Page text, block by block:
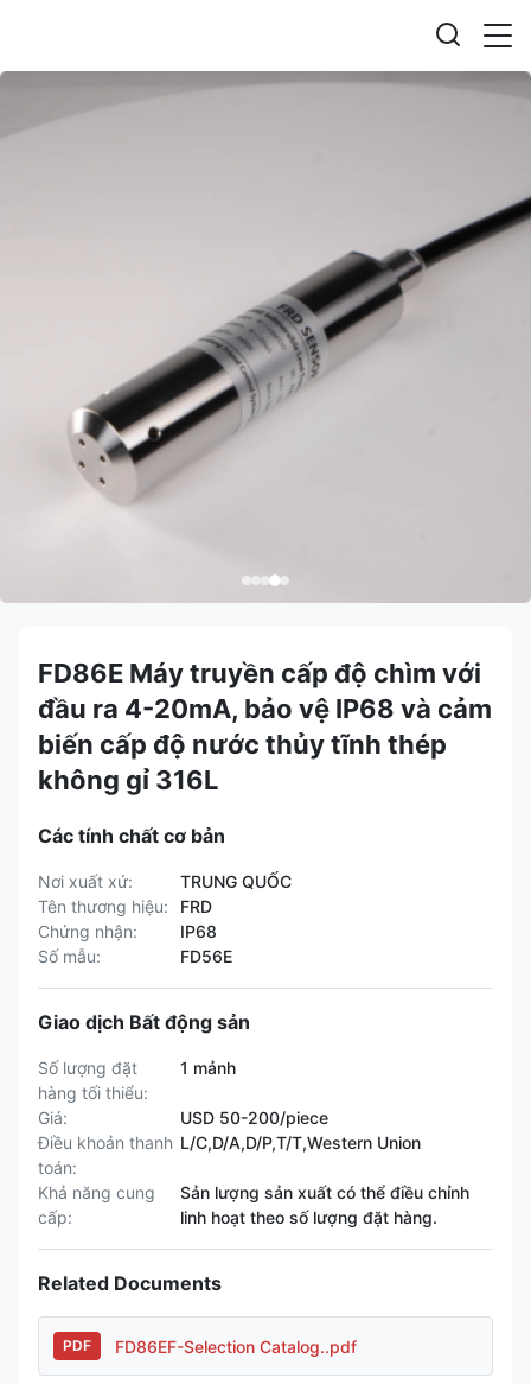
FD86E Máy truyền cấp độ chìm với
đầu ra 4-20mA, bảo vệ IP68 và cảm
biến cấp độ nước thủy tĩnh thép
không gỉ 316L
Các tính chất cơ bản
Nơi xuất xứ:
TRUNG QUỐC
Tên thương hiệu:
FRD
Chứng nhận:
IP68
Số mẫu:
FD56E
Giao dịch Bất động sản
Số lượng đặt
hàng tối thiểu:
1 mảnh
Giá:
USD 50-200/piece
Điều khoản thanh
toán:
L/C,D/A,D/P,T/T,Western Union
Khả năng cung
cấp:
Sản lượng sản xuất có thể điều chỉnh
linh hoạt theo số lượng đặt hàng.
Related Documents
PDF FD86EF-Selection Catalog..pdf